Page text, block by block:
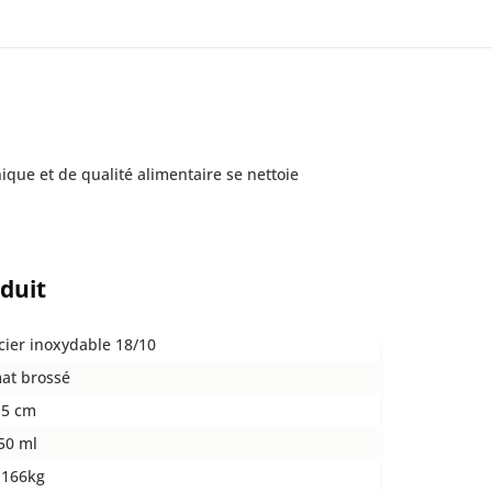
et de qualité alimentaire se nettoie
inoxydable 18/10
brossé
cm
ml